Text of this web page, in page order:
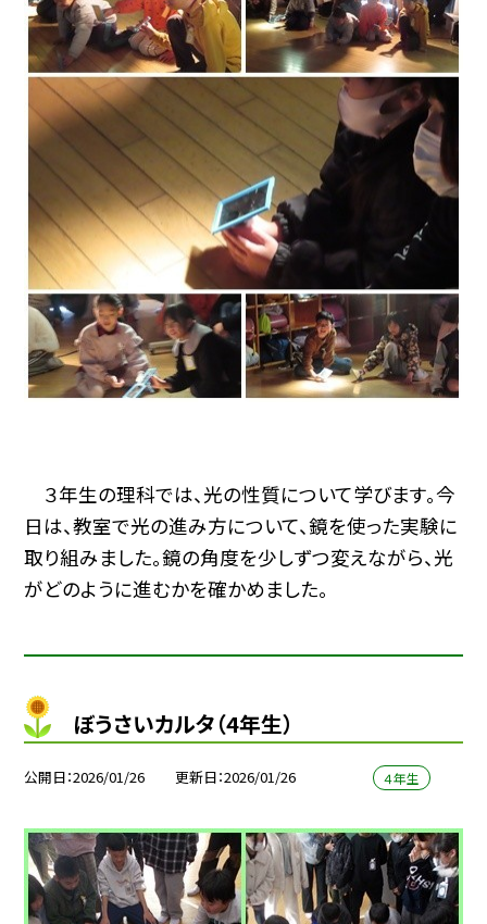
３年生の理科では、光の性質について学びます。今
日は、教室で光の進み方について、鏡を使った実験に
取り組みました。鏡の角度を少しずつ変えながら、光
がどのように進むかを確かめました。
ぼうさいカルタ（4年生）
公開日 2026/01/26 更新日 2026/01/26 ４年生